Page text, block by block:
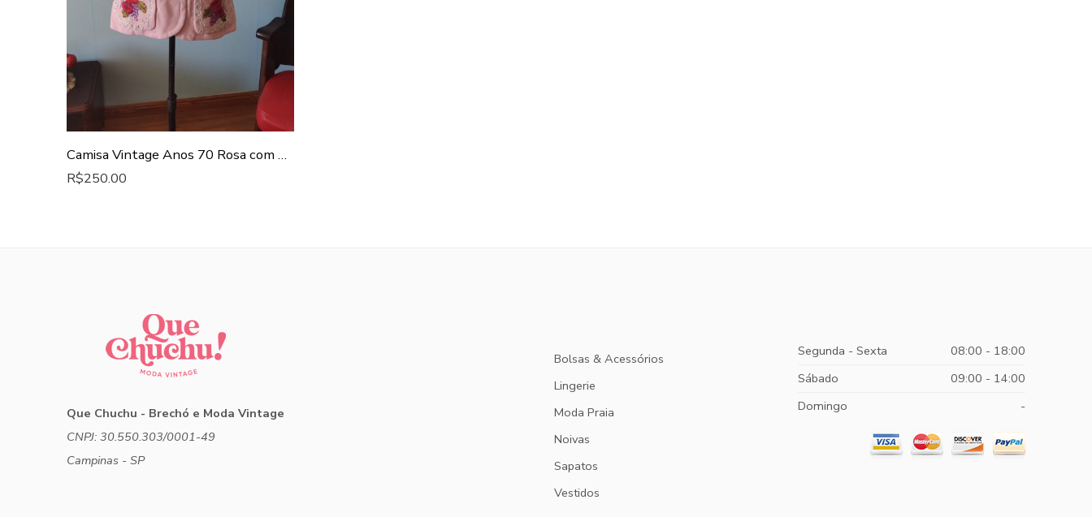
Camisa Vintage Anos 70 Rosa com Bordados
R$250.00
Que Chuchu - Brechó e Moda Vintage
CNPJ: 30.550.303/0001-49
Campinas - SP
Bolsas & Acessórios
Lingerie
Moda Praia
Noivas
Sapatos
Vestidos
Segunda - Sexta
08:00 - 18:00
Sábado
09:00 - 14:00
Domingo
-